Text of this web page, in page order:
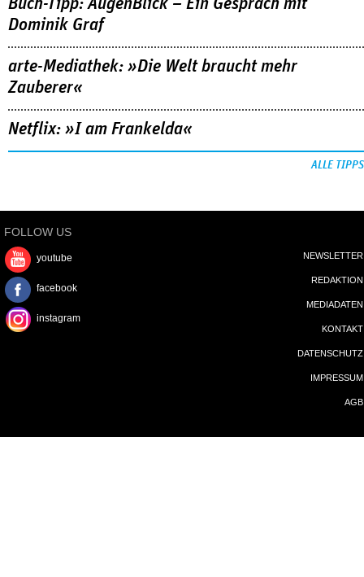
Netflix: »I am Frankelda«
FOLLOW US
youtube
IMPRESSUM
AGB